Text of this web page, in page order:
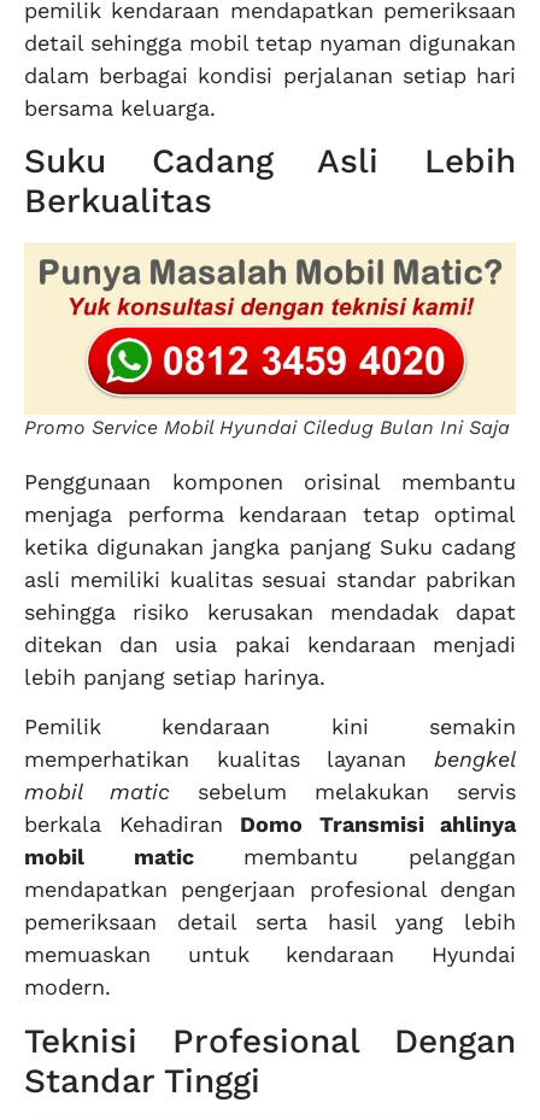
pemilik kendaraan mendapatkan pemeriksaan
detail sehingga mobil tetap nyaman digunakan
dalam berbagai kondisi perjalanan setiap hari
bersama keluarga.
Suku Cadang Asli Lebih
Berkualitas
Promo Service Mobil Hyundai Ciledug Bulan Ini Saja
Penggunaan komponen orisinal membantu
menjaga performa kendaraan tetap optimal
ketika digunakan jangka panjang Suku cadang
asli memiliki kualitas sesuai standar pabrikan
sehingga risiko kerusakan mendadak dapat
ditekan dan usia pakai kendaraan menjadi
lebih panjang setiap harinya.
Pemilik kendaraan kini semakin
memperhatikan kualitas layanan bengkel
mobil matic sebelum melakukan servis
berkala Kehadiran Domo Transmisi ahlinya
mobil maticmembantu pelanggan
mendapatkan pengerjaan profesional dengan
pemeriksaan detail serta hasil yang lebih
memuaskan untuk kendaraan Hyundai
modern.
Teknisi Profesional Dengan
Standar Tinggi